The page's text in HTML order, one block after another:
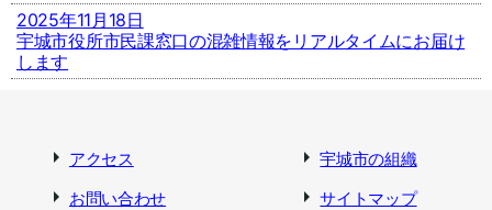
2025年11月18日
宇城市役所市民課窓口の混雑情報をリアルタイムにお届け
します
アクセス
宇城市の組織
お問い合わせ
サイトマップ